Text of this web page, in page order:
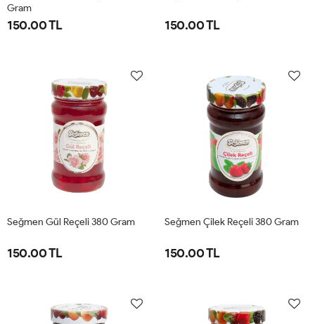
Gram
150.00 TL 150.00 TL
Seğmen Gül Reçeli 380 Gram
150.00 TL
Seğmen Çilek Reçeli 380 Gram
150.00 TL